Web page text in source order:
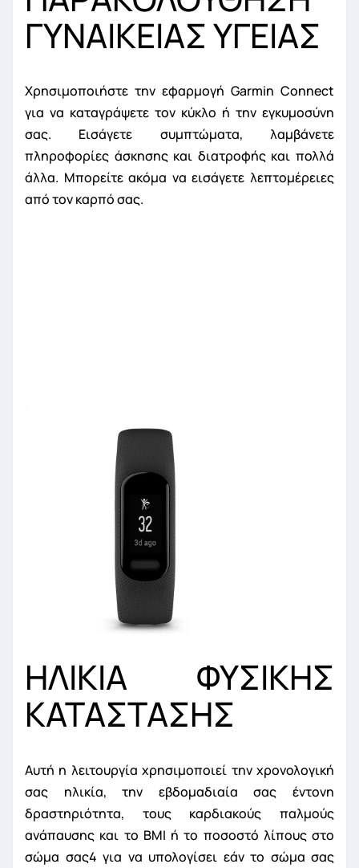
ΓΥΝΑΙΚΕΙΑΣ ΥΓΕΙΑΣ
Χρησιμοποιήστε την εφαρμογή Garmin Connect
για να καταγράψετε τον κύκλο ή την εγκυμοσύνη
σας. Εισάγετε συμπτώματα, λαμβάνετε
πληροφορίες άσκησης και διατροφής και πολλά
άλλα. Μπορείτε ακόμα να εισάγετε λεπτομέρειες
από τον καρπό σας.
ΗΛΙΚΙΑ ΦΥΣΙΚΗΣ
ΚΑΤΑΣΤΑΣΗΣ
Αυτή η λειτουργία χρησιμοποιεί την χρονολογική
σας ηλικία, την εβδομαδιαία σας έντονη
δραστηριότητα, τους καρδιακούς παλμούς
ανάπαυσης και το ΒΜΙ ή το ποσοστό λίπους στο
σώμα σας4 για να υπολογίσει εάν το σώμα σας